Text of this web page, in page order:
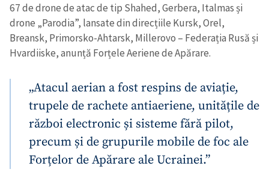
67 de drone de atac de tip Shahed, Gerbera, Italmas și
drone „Parodia”, lansate din direcțiile Kursk, Orel,
Breansk, Primorsko-Ahtarsk, Millerovo – Federația Rusă și
Hvardiiske, anunță Forțele Aeriene de Apărare.
„Atacul aerian a fost respins de aviație,
trupele de rachete antiaeriene, unitățile de
război electronic și sisteme fără pilot,
precum și de grupurile mobile de foc ale
Forțelor de Apărare ale Ucrainei.”